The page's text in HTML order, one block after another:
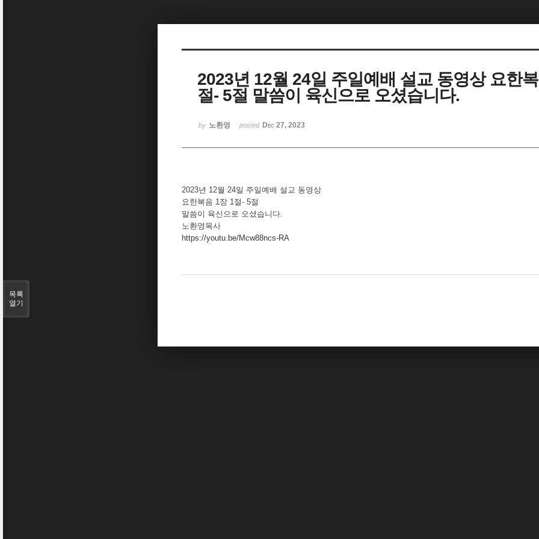
2023년 12월 24일 주일예배 설교 동영상 요한
절- 5절 말씀이 육신으로 오셨습니다.
by 노환영 posted Dec 27, 2023
2023년 12월 24일 주일예배 설교 동영상
요한복음 1장 1절- 5절
말씀이 육신으로 오셨습니다.
노환영목사
https://youtu.be/Mcw88ncs-RA
목록
열기
Sketchbook5, 스케치북5
Sketchbook5, 스케치북5